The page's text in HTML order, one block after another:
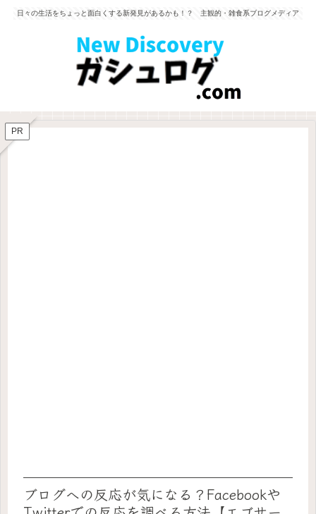
日々の生活をちょっと面白くする新発見があるかも！？ 主観的・雑食系ブログメディア
PR
ブログへの反応が気になる？Facebookや